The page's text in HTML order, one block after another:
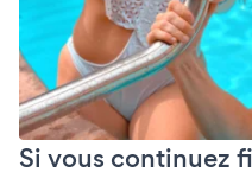
Si vous continuez